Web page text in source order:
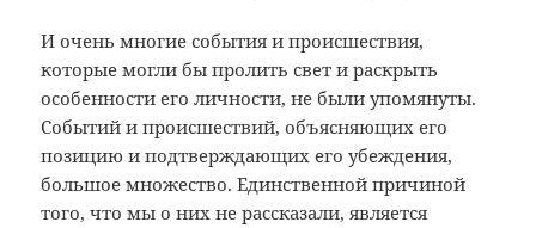
И очень многие события и происшествия,
которые могли бы пролить свет и раскрыть
особенности его личности, не были упомянуты.
Событий и происшествий, объясняющих его
позицию и подтверждающих его убеждения,
большое множество. Единственной причиной
того, что мы о них не рассказали, является